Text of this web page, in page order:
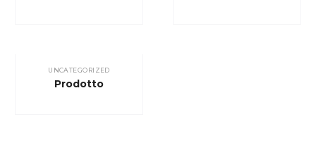
UNCATEGORIZED
Prodotto